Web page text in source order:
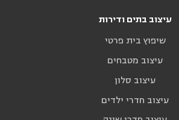
עיצוב בתים ודירות
שיפוץ בית פרטי
עיצוב מטבחים
עיצוב סלון
עיצוב חדרי ילדים